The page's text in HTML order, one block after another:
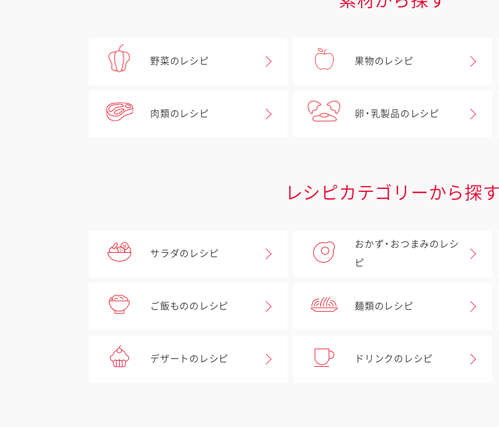
野菜のレシピ 果物のレシピ
肉類のレシピ 卵・乳製品のレシピ
レシピカテゴリーから探す
サラダのレシピ
おかず・おつまみのレシ
ピ
ご飯もののレシピ 麺類のレシピ
デザートのレシピ ドリンクのレシピ